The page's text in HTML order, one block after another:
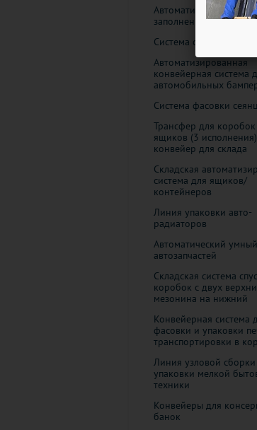
Автоматическая
заполнения аптечки
Система сборки
Автоматизированная
конвейерная система
автомобильных
Система фасовки
Трансфер для
ящиков (3
конвейер для склада
Складская
система для ящиков/
контейнеров
Линия упаковки авто-
радиаторов
Автоматический
автозапчастей
Складская система
коробок с двух
мезонина на нижний
Конвейерная система
фасовки и упаковки
транспортировки в
Линия узловой
упаковки мелкой
техники
Конвейеры для
банок